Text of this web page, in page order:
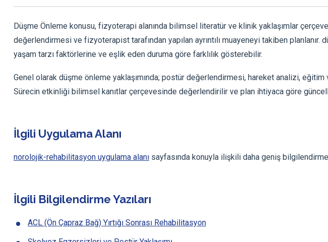
Düşme Önleme konusu, fizyoterapi alanında bilimsel literatür ve klinik yaklaşımlar
değerlendirmesi ve fizyoterapist tarafından yapılan ayrıntılı muayeneyi takiben
yaşam tarzı faktörlerine ve eşlik eden duruma göre farklılık gösterebilir.
Genel olarak düşme önleme yaklaşımında; postür değerlendirmesi, hareket analizi,
Sürecin etkinliği bilimsel kanıtlar çerçevesinde değerlendirilir ve plan ihtiyaca göre
İlgili Uygulama Alanı
norolojik-rehabilitasyon uygulama alanı sayfasında konuyla ilişkili daha geniş bilgilendirme
İlgili Bilgilendirme Yazıları
ACL (Ön Çapraz Bağ) Yırtığı Sonrası Rehabilitasyon